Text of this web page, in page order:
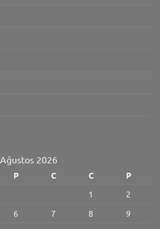
Ağustos 2026
P C C
P
1
2
6 7 8
9